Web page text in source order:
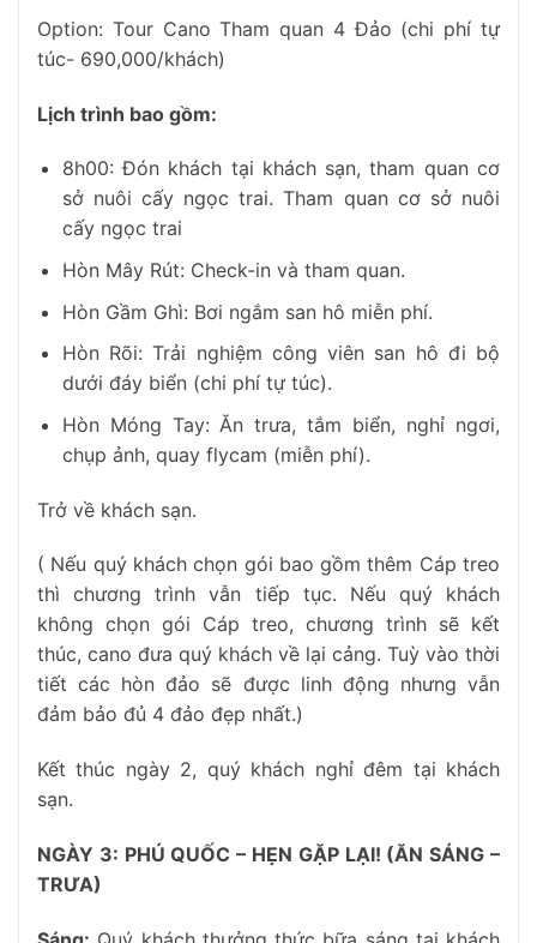
Option: Tour Cano Tham quan 4 Đảo (chi phí tự
túc- 690,000/khách)
Lịch trình bao gồm:
8h00: Đón khách tại khách sạn, tham quan cơ
sở nuôi cấy ngọc trai. Tham quan cơ sở nuôi
cấy ngọc trai
Hòn Mây Rút: Check-in và tham quan.
Hòn Gầm Ghì: Bơi ngắm san hô miễn phí.
Hòn Rõi: Trải nghiệm công viên san hô đi bộ
dưới đáy biển (chi phí tự túc).
Hòn Móng Tay: Ăn trưa, tắm biển, nghỉ ngơi,
chụp ảnh, quay flycam (miễn phí).
Trở về khách sạn.
( Nếu quý khách chọn gói bao gồm thêm Cáp treo
thì chương trình vẫn tiếp tục. Nếu quý khách
không chọn gói Cáp treo, chương trình sẽ kết
thúc, cano đưa quý khách về lại cảng. Tuỳ vào thời
tiết các hòn đảo sẽ được linh động nhưng vẫn
đảm bảo đủ 4 đảo đẹp nhất.)
Kết thúc ngày 2, quý khách nghỉ đêm tại khách
sạn.
NGÀY 3: PHÚ QUỐC – HẸN GẶP LẠI! (ĂN SÁNG –
TRƯA)